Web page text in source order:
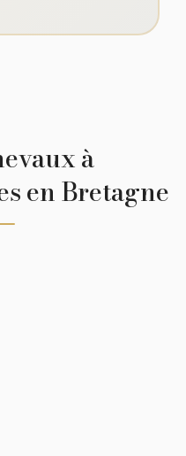
à
en Bretagne